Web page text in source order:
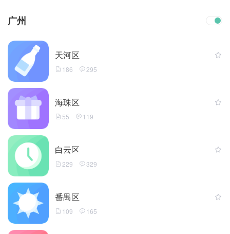
广州
天河区
186 295
海珠区
55 119
白云区
229 329
番禺区
109 165